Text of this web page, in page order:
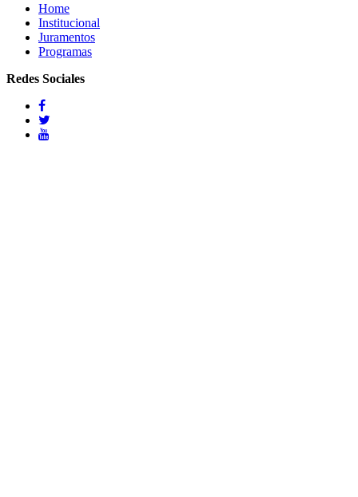
Home
Institucional
Juramentos
Programas
Redes Sociales